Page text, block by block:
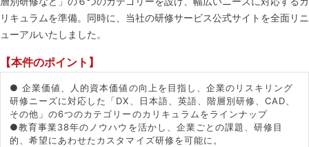
リキュラムを準備。同時に、当社の研修サービス公式サイトを全面リニ
ューアルいたしました。
【本件のポイント】
● 企業価値、人的資本価値の向上を目指し、企業のリスキリング
研修ニーズに対応した「DX、日本語、英語、階層別研修、CAD、
その他」の6つのカテゴリーのカリキュラムをラインナップ
●教育事業38年のノウハウを活かし、企業ごとの課題、研修目
的、希望にあわせたカスタマイズ研修を可能に。